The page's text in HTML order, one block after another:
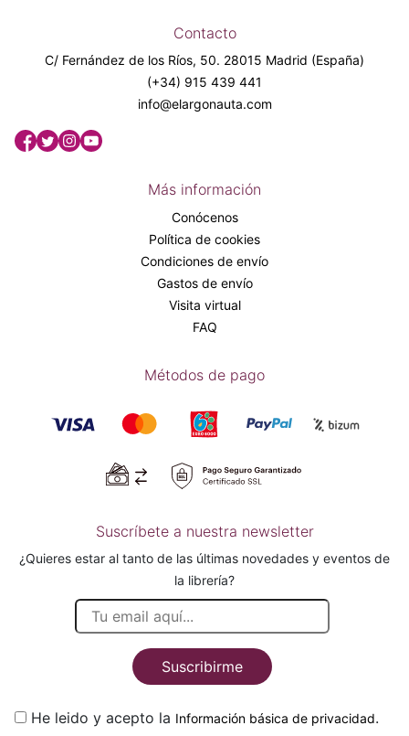
Contacto
C/ Fernández de los Ríos, 50. 28015 Madrid (España)
(+34) 915 439 441
info@elargonauta.com
Más información
Conócenos
Política de cookies
Condiciones de envío
Gastos de envío
Visita virtual
FAQ
Métodos de pago
Suscríbete a nuestra newsletter
¿Quieres estar al tanto de las últimas novedades y eventos de
la librería?
Suscribirme
He leido y acepto la Información básica de privacidad.